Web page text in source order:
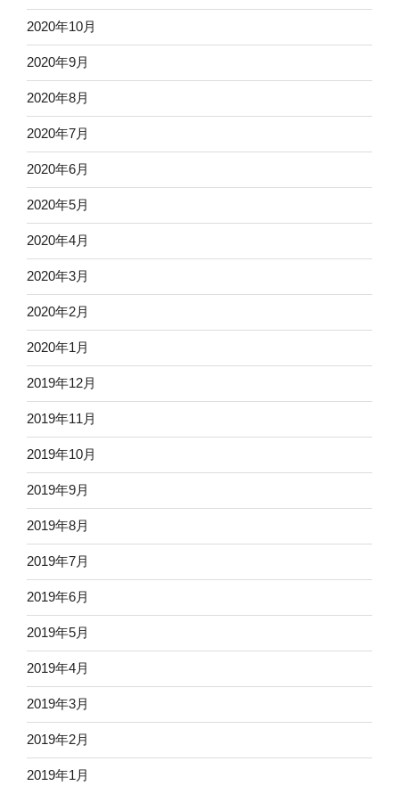
2020年10月
2020年9月
2020年8月
2020年7月
2020年6月
2020年5月
2020年4月
2020年3月
2020年2月
2020年1月
2019年12月
2019年11月
2019年10月
2019年9月
2019年8月
2019年7月
2019年6月
2019年5月
2019年4月
2019年3月
2019年2月
2019年1月